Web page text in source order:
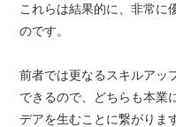
これらは結果的に、非常に
のです。
前者では更なるスキルアッ
できるので、どちらも本業
デアを生むことに繋がりま